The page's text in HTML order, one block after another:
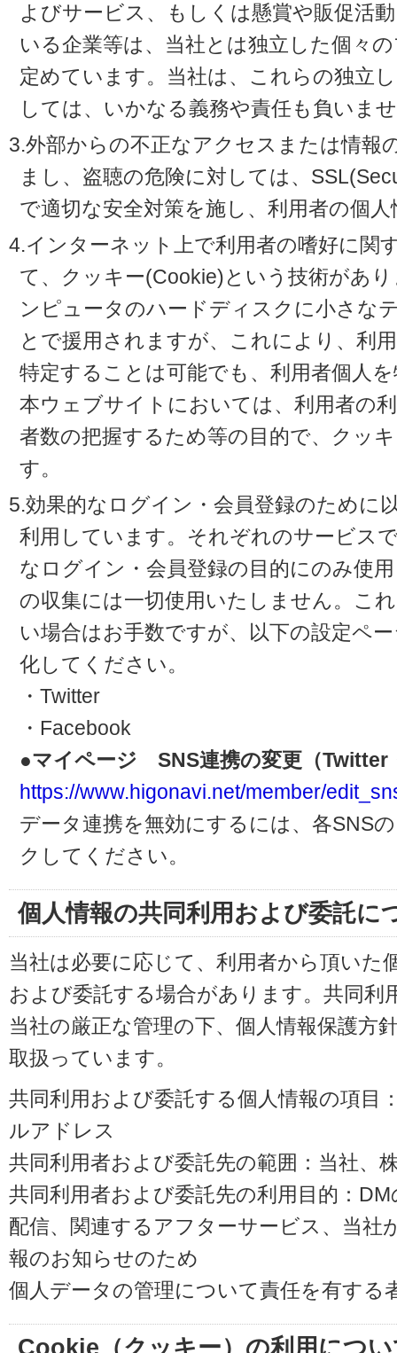
よびサービス、もしくは懸賞や販促活
いる企業等は、当社とは独立した個々
定めています。当社は、これらの独立
しては、いかなる義務や責任も負いま
3.外部からの不正なアクセスまたは情報
まし、盗聴の危険に対しては、
で適切な安全対策を施し、利用者の個
4.インターネット上で利用者の嗜好に関
て、クッキー(Cookie)という技術があ
ンピュータのハードディスクに小さな
とで援用されますが、これにより、利
特定することは可能でも、利用者個人
本ウェブサイトにおいては、利用者の
者数の把握するため等の目的で、クッ
す。
5.効果的なログイン・会員登録のために
利用しています。それぞれのサービス
なログイン・会員登録の目的にのみ使
の収集には一切使用いたしません。こ
い場合はお手数ですが、以下の設定ペ
化してください。
・Twitter
・Facebook
●マイページ SNS連携の変更（Twitter
https://www.higonavi.net/member/
データ連携を無効にするには、各SNS
クしてください。
個人情報の共同利用および委託に
当社は必要に応じて、利用者から頂いた
および委託する場合があります。共同利
当社の厳正な管理の下、個人情報保護方
取扱っています。
共同利用および委託する個人情報の項目
ルアドレス
共同利用者および委託先の範囲：当社、
共同利用者および委託先の利用目的：
配信、関連するアフターサービス、当社
報のお知らせのため
個人データの管理について責任を有する
Cookie（クッキー）の利用につ